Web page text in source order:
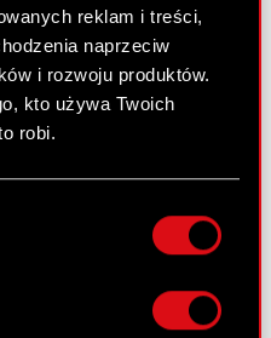
reklam i treści,
naprzeciw
i rozwoju produktów.
kto używa Twoich
robi.
z dokładnością nawet
urządzenie, aktywnie
je zbiory
16/2010
sąd podwyższenia
Spółki oraz zmian
2010